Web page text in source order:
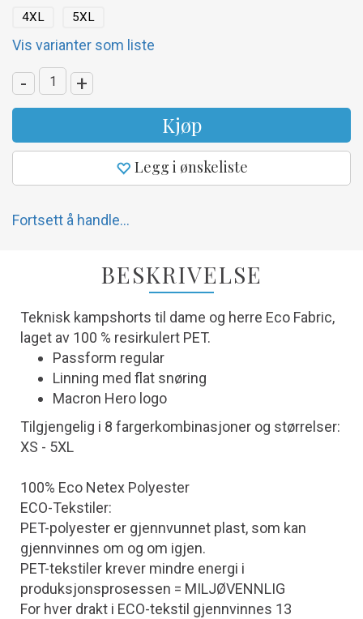
4XL 5XL
Vis varianter som liste
- +
Kjøp
Legg i ønskeliste
Fortsett å handle...
BESKRIVELSE
Teknisk kampshorts til dame og herre Eco Fabric,
laget av 100 % resirkulert PET.
Passform regular
Linning med flat snøring
Macron Hero logo
Tilgjengelig i 8 fargerkombinasjoner og størrelser:
XS - 5XL
100% Eco Netex Polyester
ECO-Tekstiler:
PET-polyester er gjennvunnet plast, som kan
gjennvinnes om og om igjen.
PET-tekstiler krever mindre energi i
produksjonsprosessen = MILJØVENNLIG
For hver drakt i ECO-tekstil gjennvinnes 13